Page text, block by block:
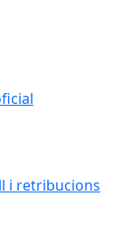
i retribucions